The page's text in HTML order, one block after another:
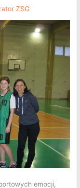
ZSG
emocji,